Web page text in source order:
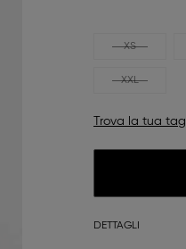
XS
XXL
Trova la tua
DETTAGLI